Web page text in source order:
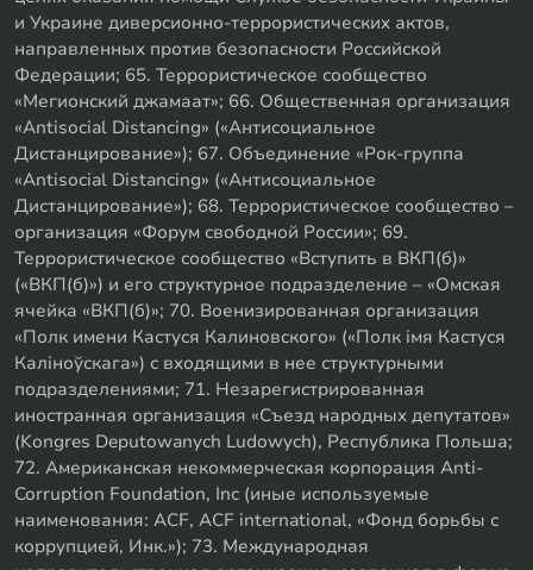
и Украине диверсионно-террористических актов,
направленных против безопасности Российской
Федерации; 65. Террористическое сообщество
«Мегионский джамаат»; 66. Общественная организация
«Antisocial Distancing» («Антисоциальное
Дистанцирование»); 67. Объединение «Рок-группа
«Antisocial Distancing» («Антисоциальное
Дистанцирование»); 68. Террористическое сообщество –
организация «Форум свободной России»; 69.
Террористическое сообщество «Вступить в ВКП(б)»
(«ВКП(б)») и его структурное подразделение – «Омская
ячейка «ВКП(б)»; 70. Военизированная организация
«Полк имени Кастуся Калиновского» («Полк iмя Кастуся
Калiноўскага») с входящими в нее структурными
подразделениями; 71. Незарегистрированная
иностранная организация «Съезд народных депутатов»
(Kongres Deputowanych Ludowych), Республика Польша;
72. Американская некоммерческая корпорация Anti-
Corruption Foundation, Inc (иные используемые
наименования: ACF, ACF international, «Фонд борьбы с
коррупцией, Инк.»); 73. Международная